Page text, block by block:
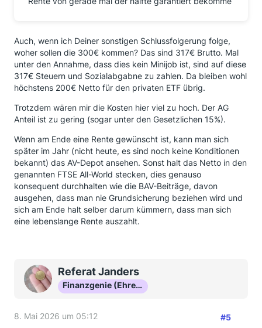
Auch, wenn ich Deiner sonstigen Schlussfolgerung folge,
woher sollen die 300€ kommen? Das sind 317€ Brutto. Mal
unter den Annahme, dass dies kein Minijob ist, sind auf diese
317€ Steuern und Sozialabgabne zu zahlen. Da bleiben wohl
höchstens 200€ Netto für den privaten ETF übrig.
Trotzdem wären mir die Kosten hier viel zu hoch. Der AG
Anteil ist zu gering (sogar unter den Gesetzlichen 15%).
Wenn am Ende eine Rente gewünscht ist, kann man sich
später im Jahr (nicht heute, es sind noch keine Konditionen
bekannt) das AV-Depot ansehen. Sonst halt das Netto in den
genannten FTSE All-World stecken, dies genauso
konsequent durchhalten wie die BAV-Beiträge, davon
ausgehen, dass man nie Grundsicherung beziehen wird und
sich am Ende halt selber darum kümmern, dass man sich
eine lebenslange Rente auszahlt.
Referat Janders
Finanzgenie (Ehrenmitglied)
8. Mai 2026 um 05:12 #5